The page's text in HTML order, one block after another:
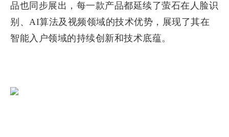
品也同步展出，每一款产品都延续了萤石在人脸识
别、AI算法及视频领域的技术优势，展现了其在
智能入户领域的持续创新和技术底蕴。